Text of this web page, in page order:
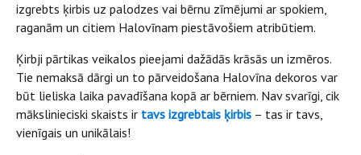
izgrebts ķirbis uz palodzes vai bērnu zīmējumi ar spokiem,
raganām un citiem Halovīnam piestāvošiem atribūtiem.
Ķirbji pārtikas veikalos pieejami dažādās krāsās un izmēros.
Tie nemaksā dārgi un to pārveidošana Halovīna dekoros var
būt lieliska laika pavadīšana kopā ar bērniem. Nav svarīgi, cik
mākslinieciski skaists ir tavs izgrebtais ķirbis – tas ir tavs,
vienīgais un unikālais!